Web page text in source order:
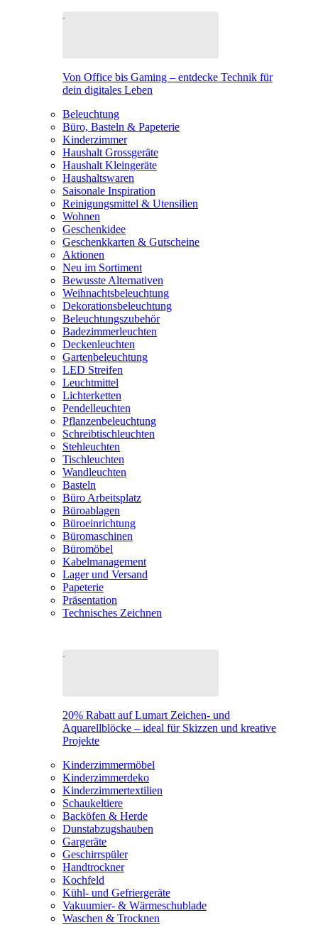
Von Office bis Gaming – entdecke Technik für
dein digitales Leben
Beleuchtung
Büro, Basteln & Papeterie
Kinderzimmer
Haushalt Grossgeräte
Haushalt Kleingeräte
Haushaltswaren
Saisonale Inspiration
Reinigungsmittel & Utensilien
Wohnen
Geschenkidee
Geschenkkarten & Gutscheine
Aktionen
Neu im Sortiment
Bewusste Alternativen
Weihnachtsbeleuchtung
Dekorationsbeleuchtung
Beleuchtungszubehör
Badezimmerleuchten
Deckenleuchten
Gartenbeleuchtung
LED Streifen
Leuchtmittel
Lichterketten
Pendelleuchten
Pflanzenbeleuchtung
Schreibtischleuchten
Stehleuchten
Tischleuchten
Wandleuchten
Basteln
Büro Arbeitsplatz
Büroablagen
Büroeinrichtung
Büromaschinen
Büromöbel
Kabelmanagement
Lager und Versand
Papeterie
Präsentation
Technisches Zeichnen
20% Rabatt auf Lumart Zeichen- und
Aquarellblöcke – ideal für Skizzen und kreative
Projekte
Kinderzimmermöbel
Kinderzimmerdeko
Kinderzimmertextilien
Schaukeltiere
Backöfen & Herde
Dunstabzugshauben
Gargeräte
Geschirrspüler
Handtrockner
Kochfeld
Kühl- und Gefriergeräte
Vakuumier- & Wärmeschublade
Waschen & Trocknen